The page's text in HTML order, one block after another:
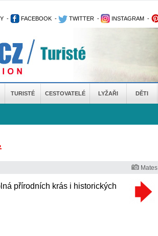
- FACEBOOK - TWITTER - INSTAGRAM -
TURISTÉ CESTOVATELÉ LYŽAŘI DĚTI
Mates
přírodních krás i historických